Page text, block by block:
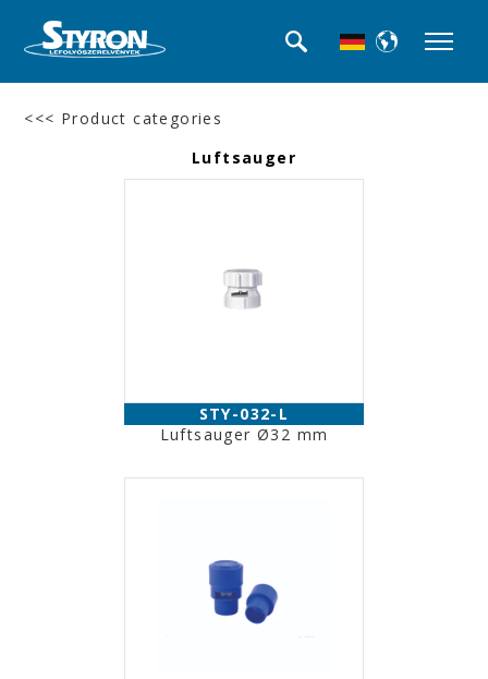
<<< Product categories
Luftsauger
STY-032-L
Luftsauger Ø32 mm